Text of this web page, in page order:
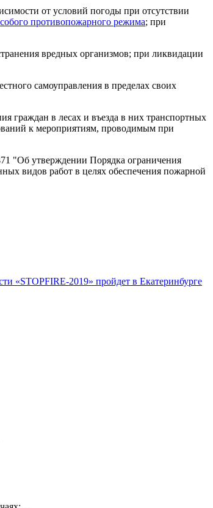
от условий погоды при отсутствии
противопожарного режима; при
вредных организмов; при ликвидации
самоуправления в пределах своих
граждан в лесах и въезда в них транспортных
к мероприятиям, проводимым при
"Об утверждении Порядка ограничения
видов работ в целях обеспечения пожарной
«STOPFIRE-2019» пройдет в Екатеринбурге